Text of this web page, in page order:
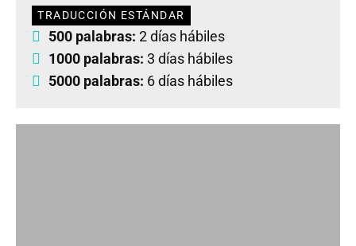
TRADUCCIÓN ESTÁNDAR
500 palabras: 2 días hábiles
1000 palabras: 3 días hábiles
5000 palabras: 6 días hábiles